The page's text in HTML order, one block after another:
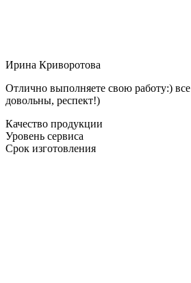
Ирина Криворотова
Отлично выполняете свою работу:) все
довольны, респект!)
Качество продукции
Уровень сервиса
Срок изготовления